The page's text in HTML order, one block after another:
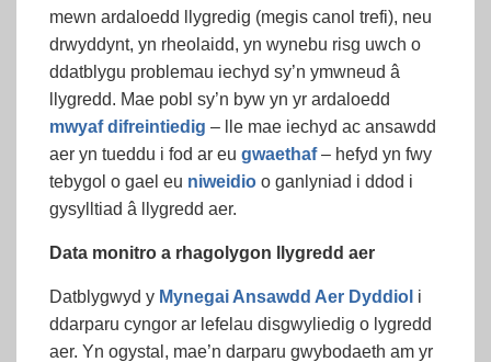
mewn ardaloedd llygredig (megis canol trefi), neu
drwyddynt, yn rheolaidd, yn wynebu risg uwch o
ddatblygu problemau iechyd sy’n ymwneud â
llygredd. Mae pobl sy’n byw yn yr ardaloedd
mwyaf difreintiedig – lle mae iechyd ac ansawdd
aer yn tueddu i fod ar eu gwaethaf– hefyd yn fwy
tebygol o gael eu niweidio o ganlyniad i ddod i
gysylltiad â llygredd aer.
Data monitro a rhagolygon llygredd aer
Datblygwyd y Mynegai Ansawdd Aer Dyddiol i
ddarparu cyngor ar lefelau disgwyliedig o lygredd
aer. Yn ogystal, mae’n darparu gwybodaeth am yr